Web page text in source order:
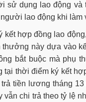
sử dụng lao động
lao động khi làm
hợp đồng lao
này dựa vào
bắt buộc mà phụ
thời điểm ký kết
tiền lương tháng
chi trả theo tỷ lệ